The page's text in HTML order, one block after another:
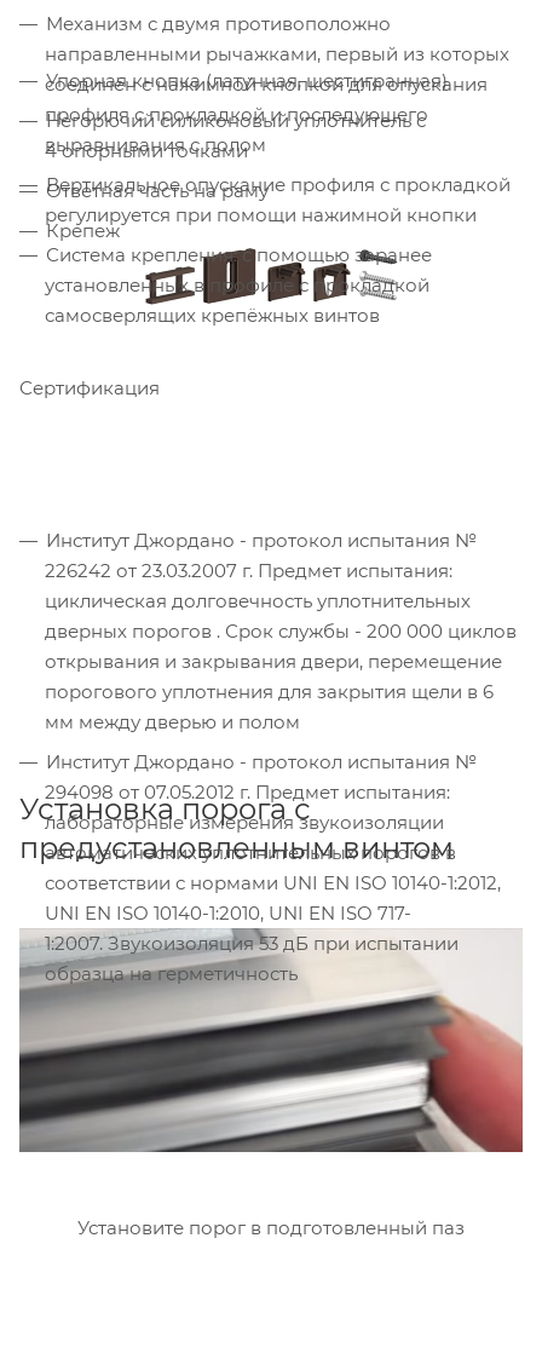
Механизм с двумя противоположно
направленными рычажками, первый из которых
соединён с нажимной кнопкой для опускания
профиля с прокладкой и последующего
выравнивания с полом
Вертикальное опускание профиля с прокладкой
регулируется при помощи нажимной кнопки
Система крепления: с помощью заранее
установленных в профиле с прокладкой
самосверлящих крепёжных винтов
Упорная кнопка (латунная, шестигранная)
Негорючий силиконовый уплотнитель с
4 опорными точками
Ответная часть на раму
Крепеж
Сертификация
Институт Джордано - протокол испытания №
226242 от 23.03.2007 г. Предмет испытания:
циклическая долговечность уплотнительных
дверных порогов . Срок службы - 200 000 циклов
открывания и закрывания двери, перемещение
порогового уплотнения для закрытия щели в 6
мм между дверью и полом
Институт Джордано - протокол испытания №
294098 от 07.05.2012 г. Предмет испытания:
лабораторные измерения звукоизоляции
автоматических уплотнительных порогов в
соответствии с нормами UNI EN ISO 10140-1:2012,
UNI EN ISO 10140-1:2010, UNI EN ISO 717-
1:2007. Звукоизоляция 53 дБ при испытании
образца на герметичность
Установка порога с
предустановленным винтом
Установите порог в подготовленный паз